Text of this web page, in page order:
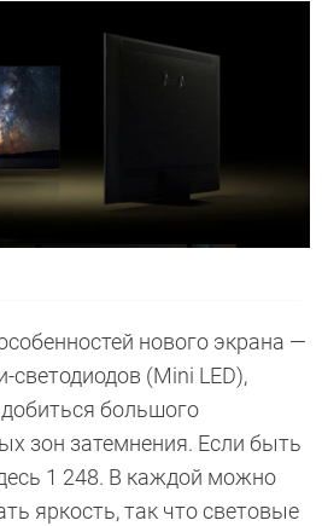
нового экрана —
светодиодов (Mini LED),
большого
зон затемнения. Если быть
1 248. В каждой можно
яркость, так что световые